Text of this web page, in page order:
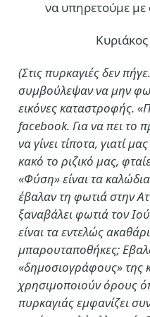
να υπηρετούμε με
(Στις πυρκαγιές δεν
συμβούλεψαν να μην
εικόνες καταστροφής.
facebook. Για να πει το
να γίνει τίποτα, γιατί
κακό το ριζικό μας,
«Φύση» είναι τα
έβαλαν τη φωτιά στην
ξαναβάλει φωτιά τον
είναι τα εντελώς
μπαρουταποθήκες;
«δημοσιογράφους» της
χρησιμοποιούν όρους
πυρκαγιάς εμφανίζει